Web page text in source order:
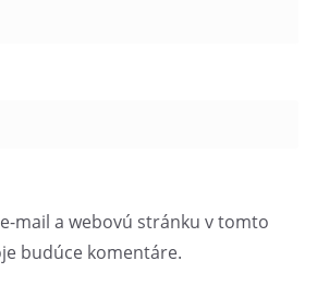
mail a webovú stránku v tomto
budúce komentáre.